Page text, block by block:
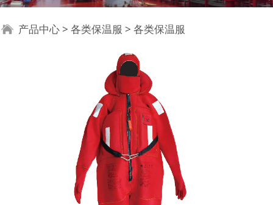
各类保温服
产品中心 > 各类保温服 > 各类保温服